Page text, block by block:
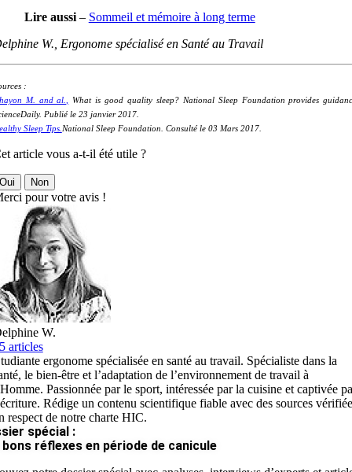
Lire aussi– Sommeil et mémoire à long terme
W., Ergonome spécialisé en Santé au Travail
:
M. and al.,
What is good quality sleep? National Sleep Foundation provides
Publié le 23 janvier 2017.
Sleep Tips. National Sleep Foundation. Consulté le 03 Mars 2017.
article vous a-t-il été utile ?
Non
pour votre avis !
W.
articles
ergonome spécialisée en santé au travail. Spécialiste dans la
le bien-être et l’adaptation de l’environnement de travail à
Passionnée par le sport, intéressée par la cuisine et captivée
Rédige un contenu scientifique fiable avec des sources
respect de notre charte HIC.
spécial :
bons réflexes en période de canicule